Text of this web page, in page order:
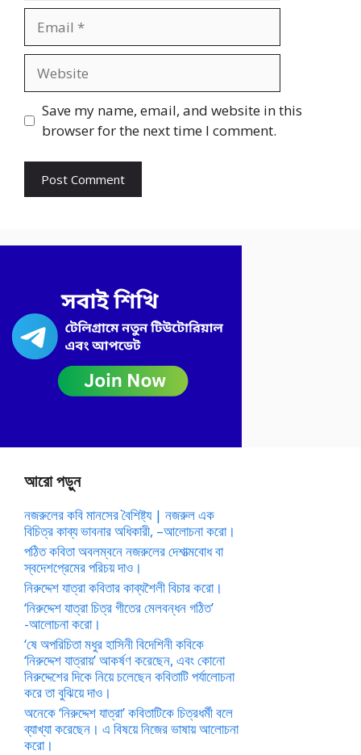
Save my name, email, and website in this
browser for the next time I comment.
আরো পড়ুন
নজরুলের কবি মানসের বৈশিষ্ট্য | নজরুল এক
বিচিত্র কাব্য ভাবনার অধিকারী, –আলোচনা করো।
পঠিত কবিতা অবলম্বনে নজরুলের দেশাত্মবোধ বা
স্বদেশপ্রেমের পরিচয় দাও।
নিরুদ্দেশ যাত্রা কবিতার কাব্যশৈলী বিচার করো।
‘নিরুদ্দেশ যাত্রা চিত্র গীতের মেলবন্ধন গঠিত’
-আলোচনা করো।
‘ষে অপরিচিতা মধুর হাসিনী বিদেশিনী কবিকে
‘নিরুদ্দেশ যাত্রায়’ আকর্ষণ করেছেন, এবং কোনো
নিরুদ্দেশের দিকে নিয়ে চলেছেন কবিতাটি পর্যালোচনা
করে তা বুঝিয়ে দাও।
অনেকে ‘নিরুদ্দেশ যাত্রা’ কবিতাটিকে চিত্রধর্মী বলে
ব্যাখ্যা করেছেন। এ বিষয়ে নিজের ভাষায় আলোচনা
করো।